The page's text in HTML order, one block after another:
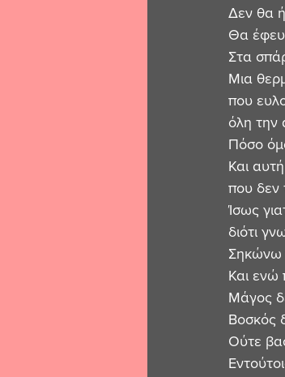
Δεν θα
Θα
Στα
Μια
που
όλη την
Πόσο
Και
που δεν
Ίσως
διότι
Σηκώνω
Και ενώ
Μάγος
Βοσκός
Ούτε